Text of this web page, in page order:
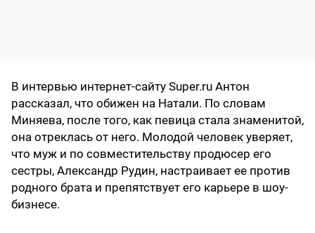
В интервью интернет-сайту Super.ru Антон
рассказал, что обижен на Натали. По словам
Миняева, после того, как певица стала знаменитой,
она отреклась от него. Молодой человек уверяет,
что муж и по совместительству продюсер его
сестры, Александр Рудин, настраивает ее против
родного брата и препятствует его карьере в шоу-
бизнесе.